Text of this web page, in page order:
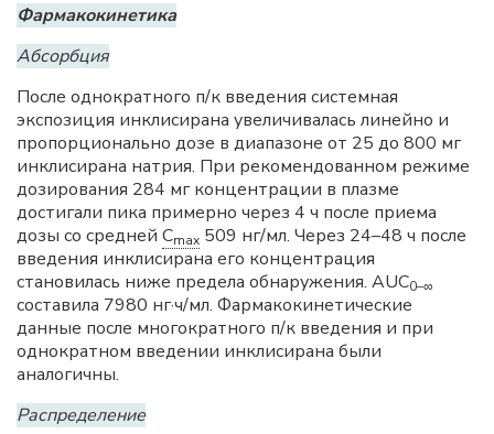
Фармакокинетика
Абсорбция
После однократного п/к введения системная
экспозиция инклисирана увеличивалась линейно и
пропорционально дозе в диапазоне от 25 до 800 мг
инклисирана натрия. При рекомендованном режиме
дозирования 284 мг концентрации в плазме
достигали пика примерно через 4 ч после приема
дозы со средней Cmax 509 нг/мл. Через 24–48 ч после
введения инклисирана его концентрация
становилась ниже предела обнаружения. AUC0–∞
составила 7980 нг·ч/мл. Фармакокинетические
данные после многократного п/к введения и при
однократном введении инклисирана были
аналогичны.
Распределение